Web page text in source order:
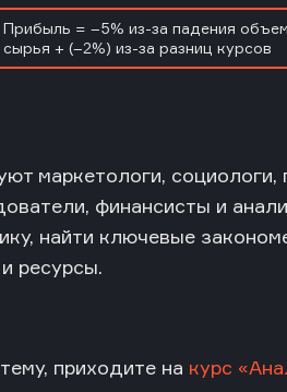
Прибыль = –5% из-за падения
сырья + (–2%) из-за разниц курсов
маркетологи, социологи,
финансисты и
найти ключевые
ресурсы.
приходите на курс